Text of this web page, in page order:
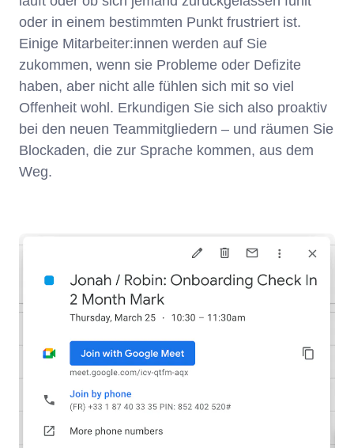
oder in einem bestimmten Punkt frustriert ist.
Einige Mitarbeiter:innen werden auf Sie
zukommen, wenn sie Probleme oder Defizite
haben, aber nicht alle fühlen sich mit so viel
Offenheit wohl. Erkundigen Sie sich also proaktiv
bei den neuen Teammitgliedern – und räumen Sie
Blockaden, die zur Sprache kommen, aus dem
Weg.